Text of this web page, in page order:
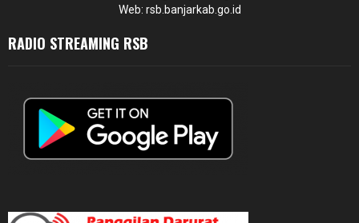
Web: rsb.banjarkab.go.id
RADIO STREAMING RSB